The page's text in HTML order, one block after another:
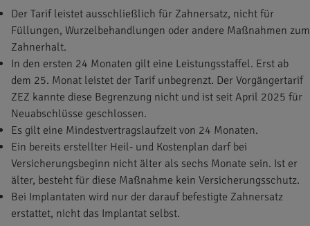
Der Tarif leistet ausschließlich für Zahnersatz, nicht für
Füllungen, Wurzelbehandlungen oder andere Maßnahmen zum
Zahnerhalt.
In den ersten 24 Monaten gilt eine Leistungsstaffel. Erst ab
dem 25. Monat leistet der Tarif unbegrenzt. Der Vorgängertarif
ZEZ kannte diese Begrenzung nicht und ist seit April 2025 für
Neuabschlüsse geschlossen.
Es gilt eine Mindestvertragslaufzeit von 24 Monaten.
Ein bereits erstellter Heil- und Kostenplan darf bei
Versicherungsbeginn nicht älter als sechs Monate sein. Ist er
älter, besteht für diese Maßnahme kein Versicherungsschutz.
Bei Implantaten wird nur der darauf befestigte Zahnersatz
erstattet, nicht das Implantat selbst.